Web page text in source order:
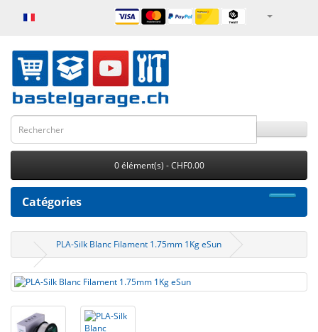
0 élément(s) - CHF0.00
Catégories
PLA-Silk Blanc Filament 1.75mm 1Kg eSun